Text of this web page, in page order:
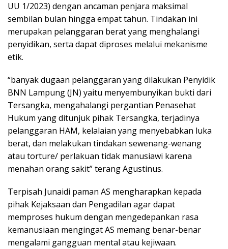
UU 1/2023) dengan ancaman penjara maksimal
sembilan bulan hingga empat tahun. Tindakan ini
merupakan pelanggaran berat yang menghalangi
penyidikan, serta dapat diproses melalui mekanisme
etik.
“banyak dugaan pelanggaran yang dilakukan Penyidik
BNN Lampung (JN) yaitu menyembunyikan bukti dari
Tersangka, mengahalangi pergantian Penasehat
Hukum yang ditunjuk pihak Tersangka, terjadinya
pelanggaran HAM, kelalaian yang menyebabkan luka
berat, dan melakukan tindakan sewenang-wenang
atau torture/ perlakuan tidak manusiawi karena
menahan orang sakit” terang Agustinus.
Terpisah Junaidi paman AS mengharapkan kepada
pihak Kejaksaan dan Pengadilan agar dapat
memproses hukum dengan mengedepankan rasa
kemanusiaan mengingat AS memang benar-benar
mengalami gangguan mental atau kejiwaan.